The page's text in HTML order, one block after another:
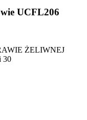
UCFL206
ŻELIWNEJ
30